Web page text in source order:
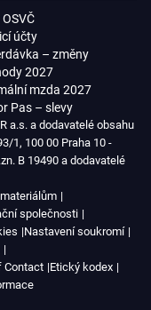
účty
– změny
2027
mzda 2027
Pas – slevy
a.s. a dodavatelé obsahu
1, 100 00 Praha 10 -
B 19490 a dodavatelé
společnosti
Nastavení soukromí
Contact Etický kodex